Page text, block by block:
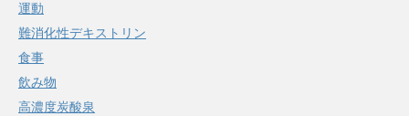
運動
難消化性デキストリン
食事
飲み物
高濃度炭酸泉